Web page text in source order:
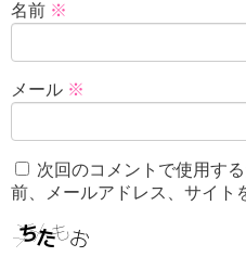
名前 ※
メール ※
次回のコメントで使用す
前、メールアドレス、サイト